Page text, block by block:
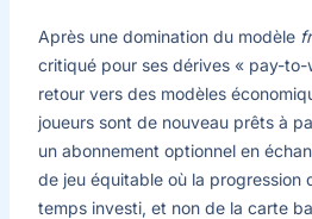
Après une domination du modèle
critiqué pour ses dérives « pay-to-
retour vers des modèles
joueurs sont de nouveau prêts à
un abonnement optionnel en
de jeu équitable où la progression
temps investi, et non de la carte